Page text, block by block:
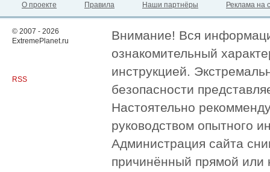
О проекте Правила Наши партнёры Реклама на
© 2007 - 2026
ExtremePlanet.ru
RSS
Внимание! Вся
ознакомительный
инструкцией.
безопасности
Настоятельно
руководством опытного
Администрация сайта
причинённый прямой или